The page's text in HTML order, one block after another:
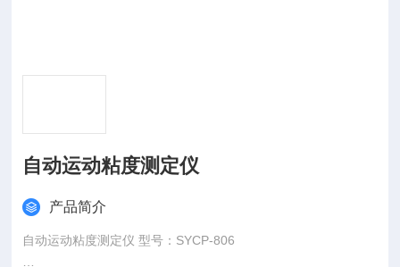
自动运动粘度测定仪
产品简介
自动运动粘度测定仪 型号：SYCP-806